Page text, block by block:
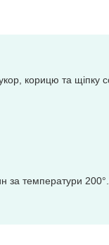
корицю та щіпку
за температури